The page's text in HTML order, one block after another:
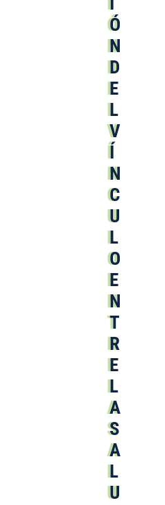
Ó
N
D
E
L
V
Í
N
C
U
L
O
E
N
T
R
E
L
A
S
A
L
U